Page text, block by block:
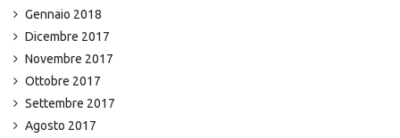
Gennaio 2018
Dicembre 2017
Novembre 2017
Ottobre 2017
Settembre 2017
Agosto 2017